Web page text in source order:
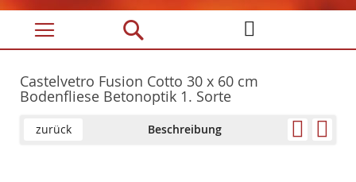
Castelvetro Fusion Cotto 30 x 60 cm
Bodenfliese Betonoptik 1. Sorte
zurück Beschreibung